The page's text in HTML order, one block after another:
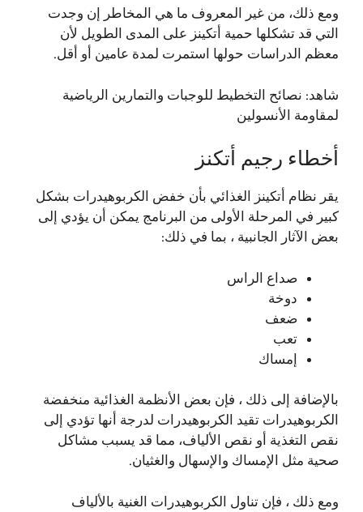
ومع ذلك، من غير المعروف ما هي المخاطر إن وجدت
التي قد تشكلها حمية أتكينز على المدى الطويل لأن
معظم الدراسات حولها استمرت لمدة عامين أو أقل.
شاهد: نصائح التخطيط للوجبات والتمارين الرياضية
لمقاومة الأنسولين
أخطاء رجيم أتكنز
يقر نظام أتكينز الغذائي بأن خفض الكربوهيدرات بشكل
كبير في المرحلة الأولى من البرنامج يمكن أن يؤدي إلى
بعض الآثار الجانبية ، بما في ذلك:
صداع الراس
دوخة
ضعف
تعب
إمساك
بالإضافة إلى ذلك ، فإن بعض الأنظمة الغذائية منخفضة
الكربوهيدرات تقيد الكربوهيدرات لدرجة أنها تؤدي إلى
نقص التغذية أو نقص الألياف، مما قد يسبب مشاكل
صحية مثل الإمساك والإسهال والغثيان.
ومع ذلك ، فإن تناول الكربوهيدرات الغنية بالألياف